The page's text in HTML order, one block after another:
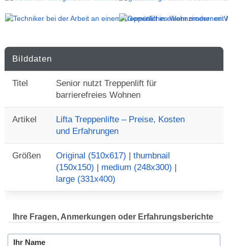
Bilddaten
Titel
Senior nutzt Treppenlift für
barrierefreies Wohnen
Artikel
Lifta Treppenlifte – Preise, Kosten
und Erfahrungen
Größen Original (510x617) | thumbnail
(150x150) | medium (248x300) |
large (331x400)
Ihre Fragen, Anmerkungen oder Erfahrungsberichte